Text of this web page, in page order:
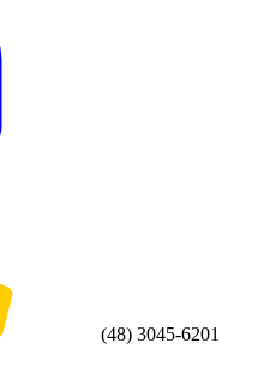
(48) 3045-6201